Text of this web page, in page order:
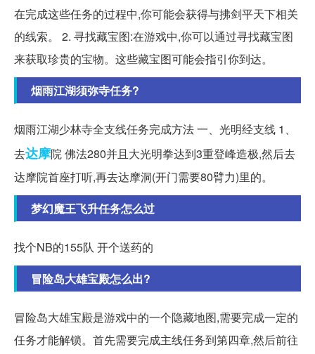
在完成这些任务的过程中,你可能会获得与拂剑平天下相关
的线索。 2. 寻找藏宝图:在游戏中,你可以通过寻找藏宝图
来获取珍贵的宝物。这些藏宝图可能会指引你到达。
烟雨江湖须弥寺任务?
烟雨江湖少林寺全支线任务完成方法 一、光明经支线 1、
去达摩院 佛法280并且大光明拳达到3重登峰造极,然后去
达摩院首座打听,再去达摩洞(开门需要80臂力)里的。
梦幻魔王飞升任务怎么过
找个NB的155队 开个送药的
冒险岛大雄宝殿怎么出?
冒险岛大雄宝殿是游戏中的一个隐藏地图,需要完成一定的
任务才能解锁。首先需要完成主线任务到第四章,然后前往